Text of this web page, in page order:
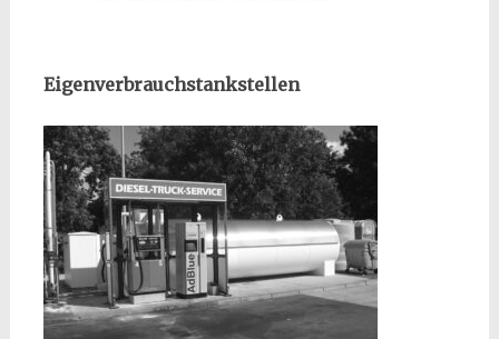
Eigenverbrauchstankstellen